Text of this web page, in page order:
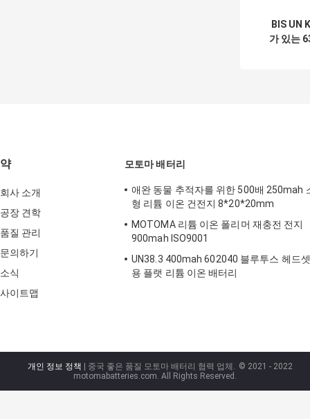
BIS UN
가 있는
약
회사 소개
공장 견학
품질 관리
문의하기
소식
사이트맵
모토마 배터리
애완 동물 추적자를 위한 500배 250mah
형 리튬 이온 건전지 8*20*20mm
MOTOMA 리튬 이온 폴리머 재충전 전지
900mah ISO9001
UN38.3 400mah 602040 블루투스 헤드셋
용 플랫 리튬 이온 배터리
개인 정보 정책 | 중국 좋은 품질 모토마 배터리 협력 업체. © 2021 - 2022
motomabatteries.com. All Rights Reserved.